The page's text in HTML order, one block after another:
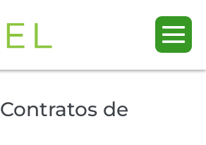
Contratos de